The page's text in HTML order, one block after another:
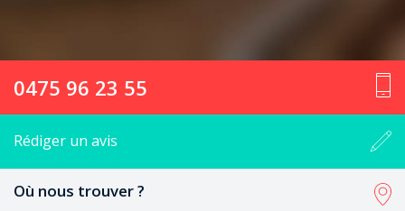
0475 96 23 55
Rédiger un avis
Où nous trouver ?